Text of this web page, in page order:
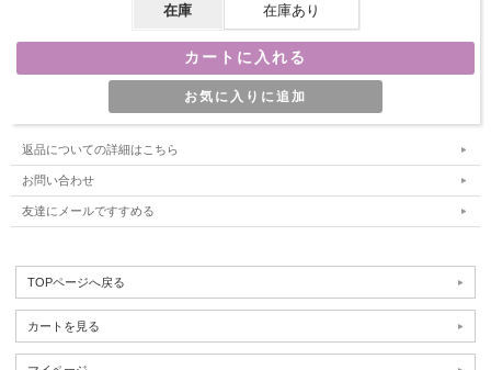
在庫 在庫あり
返品についての詳細はこちら
お問い合わせ
友達にメールですすめる
TOPページへ戻る
カートを見る